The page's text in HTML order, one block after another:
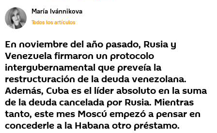
María Ivánnikova
Todos los artículos
En noviembre del año pasado, Rusia y
Venezuela firmaron un protocolo
intergubernamental que preveía la
restructuración de la deuda venezolana.
Además, Cuba es el líder absoluto en la suma
de la deuda cancelada por Rusia. Mientras
tanto, este mes Moscú empezó a pensar en
concederle a la Habana otro préstamo.